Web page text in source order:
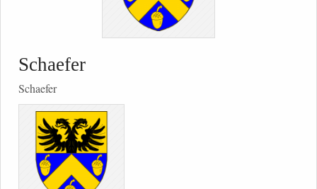
Schaefer
Schaefer